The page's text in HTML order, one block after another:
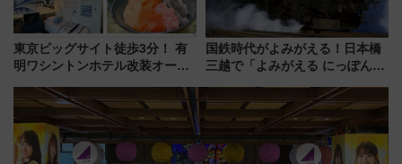
東京ビッグサイト徒歩3分！ 有
明ワシントンホテル改装オープ
客室」や海鮮丼が人気の朝食ビ
ュッフェを現地レポ
国鉄時代がよみがえる！日本橋
三越で「よみがえる にっぽんの
敬の名作写真も、駅弁フェスも
同時開催！